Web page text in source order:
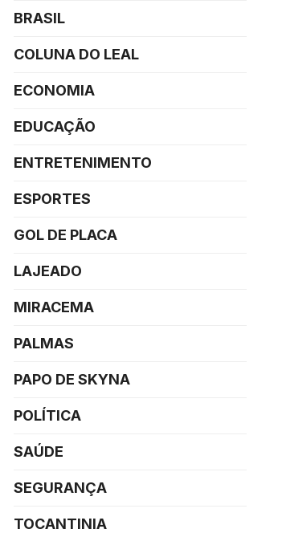
BRASIL
COLUNA DO LEAL
ECONOMIA
EDUCAÇÃO
ENTRETENIMENTO
ESPORTES
GOL DE PLACA
LAJEADO
MIRACEMA
PALMAS
PAPO DE SKYNA
POLÍTICA
SAÚDE
SEGURANÇA
TOCANTINIA